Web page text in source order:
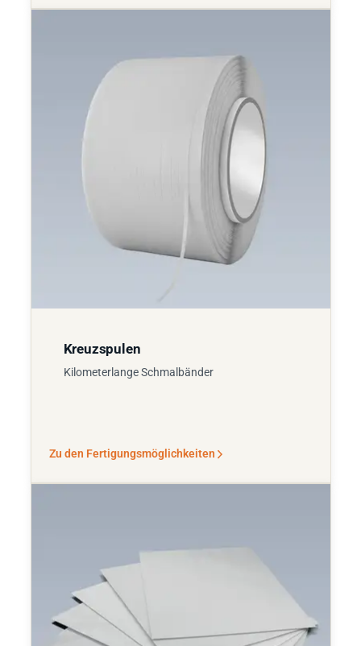
Kreuzspulen
Kilometerlange Schmalbänder
Zu den Fertigungsmöglichkeiten